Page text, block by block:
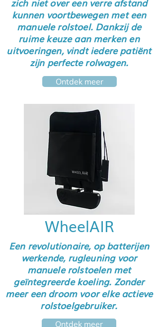
kunnen voortbewegen met een
manuele rolstoel. Dankzij de
ruime keuze aan merken en
uitvoeringen, vindt iedere patiënt
zijn perfecte rolwagen.
Ontdek meer
WheelAIR
Een revolutionaire, op batterijen
werkende, rugleuning voor
manuele rolstoelen met
geïntegreerde koeling. Zonder
meer een droom voor elke actieve
rolstoelgebruiker.
Ontdek meer